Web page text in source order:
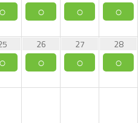
○ ○ ○ ○
○
26
○
27
○
28
○